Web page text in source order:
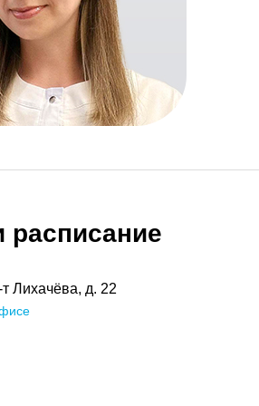
расписание
Лихачёва, д. 22